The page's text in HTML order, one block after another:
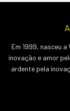
Em 1999, nasceu
inovação e amor
ardente pela